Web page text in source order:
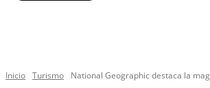
Inicio Turismo National Geographic destaca la